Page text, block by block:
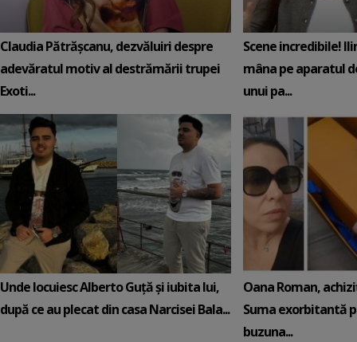
Claudia Pătrășcanu, dezvăluiri despre
adevăratul motiv al destrămării trupei
Exoti...
Scene incredibile!
mâna pe aparatul
unui pa...
Unde locuiesc Alberto Guță și iubita lui,
după ce au plecat din casa Narcisei Bala...
Oana Roman,
Suma exorbitantă
buzuna...